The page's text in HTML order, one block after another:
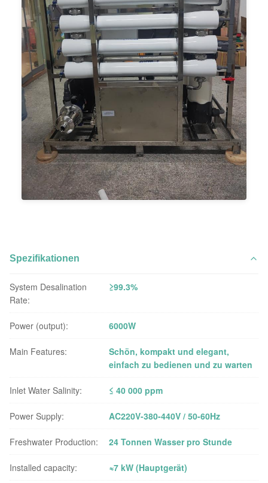
Spezifikationen
System Desalination
Rate:
≥99.3%
Power (output): 6000W
Main Features:
Schön, kompakt und elegant,
einfach zu bedienen und zu warten
Inlet Water Salinity: ≤ 40 000 ppm
Power Supply: AC220V-380-440V / 50-60Hz
Freshwater Production: 24 Tonnen Wasser pro Stunde
Installed capacity: ≈7 kW (Hauptgerät)